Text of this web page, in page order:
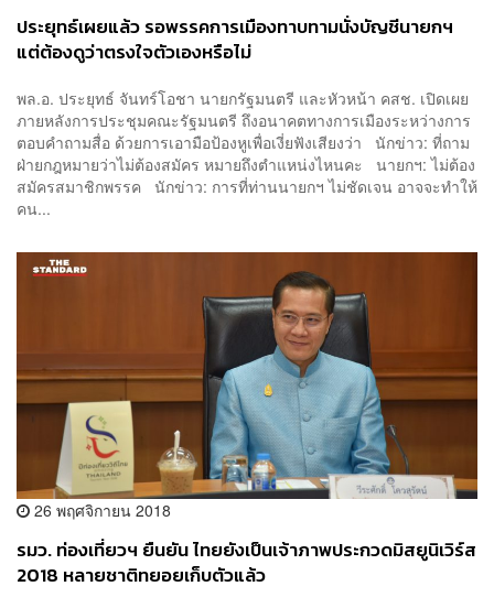
ประยุทธ์เผยแล้ว รอพรรคการเมืองทาบทามนั่งบัญชีนายกฯ
แต่ต้องดูว่าตรงใจตัวเองหรือไม่
พล.อ. ประยุทธ์ จันทร์โอชา นายกรัฐมนตรี และหัวหน้า คสช. เปิดเผย
ภายหลังการประชุมคณะรัฐมนตรี ถึงอนาคตทางการเมืองระหว่างการ
ตอบคำถามสื่อ ด้วยการเอามือป้องหูเพื่อเงี่ยฟังเสียงว่า นักข่าว: ที่ถาม
ฝ่ายกฎหมายว่าไม่ต้องสมัคร หมายถึงตำแหน่งไหนคะ นายกฯ: ไม่ต้อง
สมัครสมาชิกพรรค นักข่าว: การที่ท่านนายกฯ ไม่ชัดเจน อาจจะทำให้
คน...
26 พฤศจิกายน 2018
รมว. ท่องเที่ยวฯ ยืนยัน ไทยยังเป็นเจ้าภาพประกวดมิสยูนิเวิร์ส
2018 หลายชาติทยอยเก็บตัวแล้ว